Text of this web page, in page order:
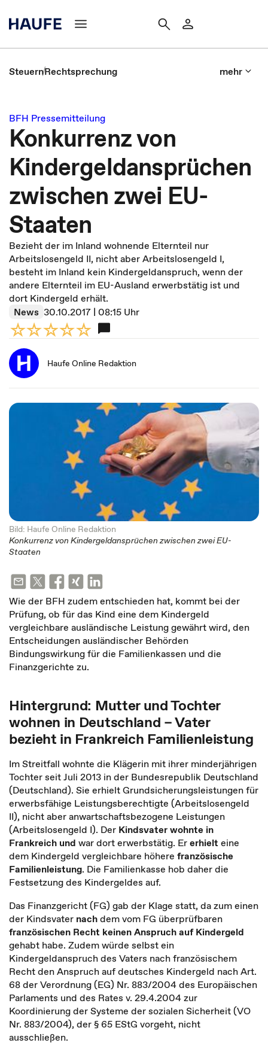
SteuernRechtsprechung mehr
BFH Pressemitteilung
Konkurrenz von
Kindergeldansprüchen
zwischen zwei EU-
Staaten
Bezieht der im Inland wohnende Elternteil nur
Arbeitslosengeld II, nicht aber Arbeitslosengeld I,
besteht im Inland kein Kindergeldanspruch, wenn der
andere Elternteil im EU-Ausland erwerbstätig ist und
dort Kindergeld erhält.
News 30.10.2017 | 08:15 Uhr
Haufe Online Redaktion
Bild: Haufe Online Redaktion
Konkurrenz von Kindergeldansprüchen zwischen zwei EU-
Staaten
Wie der BFH zudem entschieden hat, kommt bei der
Prüfung, ob für das Kind eine dem Kindergeld
vergleichbare ausländische Leistung gewährt wird, den
Entscheidungen ausländischer Behörden
Bindungswirkung für die Familienkassen und die
Finanzgerichte zu.
Hintergrund: Mutter und Tochter
wohnen in Deutschland – Vater
bezieht in Frankreich Familienleistung
Im Streitfall wohnte die Klägerin mit ihrer minderjährigen
Tochter seit Juli 2013 in der Bundesrepublik Deutschland
(Deutschland). Sie erhielt Grundsicherungsleistungen für
erwerbsfähige Leistungsberechtigte (Arbeitslosengeld
II), nicht aber anwartschaftsbezogene Leistungen
(Arbeitslosengeld I). Der Kindsvater wohnte in
Frankreich und war dort erwerbstätig. Ererhielt eine
dem Kindergeld vergleichbare höhere französische
Familienleistung. Die Familienkasse hob daher die
Festsetzung des Kindergeldes auf.
Das Finanzgericht (FG) gab der Klage statt, da zum einen
der Kindsvater nachdem vom FG überprüfbaren
französischen Recht keinen Anspruch auf Kindergeld
gehabt habe. Zudem würde selbst ein
Kindergeldanspruch des Vaters nach französischem
Recht den Anspruch auf deutsches Kindergeld nach Art.
68 der Verordnung (EG) Nr. 883/2004 des Europäischen
Parlaments und des Rates v. 29.4.2004 zur
Koordinierung der Systeme der sozialen Sicherheit (VO
Nr. 883/2004), der § 65 EStG vorgeht, nicht
ausschließen.